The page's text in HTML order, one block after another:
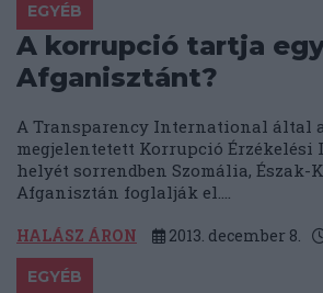
EGYÉB
A korrupció tartja
Afganisztánt?
A Transparency International által
megjelentetett Korrupció Érzékelési
helyét sorrendben Szomália, Észak-
Afganisztán foglalják el....
HALÁSZ ÁRON 2013. december 8.
EGYÉB